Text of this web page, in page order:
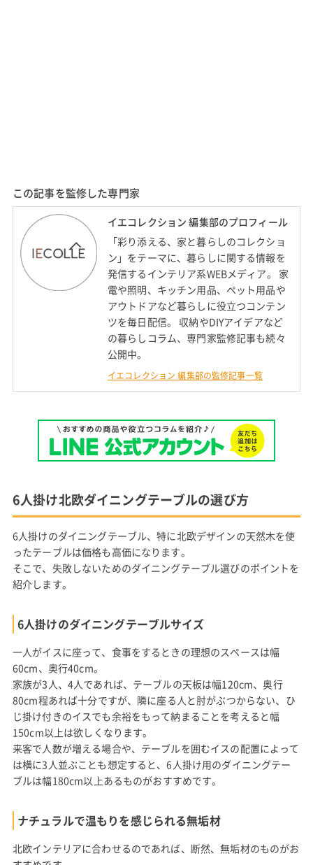
この記事を監修した専門家
イエコレクション 編集部のプロフィール
「彩り添える、家と暮らしのコレクショ
ン」をテーマに、暮らしに関する情報を
発信するインテリア系WEBメディア。 家
電や照明、キッチン用品、ペット用品や
アウトドアなど暮らしに役立つコンテン
ツを毎日配信。 収納やDIYアイデアなど
の暮らしコラム、専門家監修記事も続々
公開中。
イエコレクション 編集部の監修記事一覧
6人掛け北欧ダイニングテーブルの選び方
6人掛けのダイニングテーブル、特に北欧デザインの天然木を使
ったテーブルは価格も高価になります。
そこで、失敗しないためのダイニングテーブル選びのポイントを
紹介します。
6人掛けのダイニングテーブルサイズ
一人がイスに座って、食事をするときの理想のスペースは幅
60cm、奥行40cm。
家族が3人、4人であれば、テーブルの天板は幅120cm、奥行
80cm程あれば十分ですが、隣に座る人と肘がぶつからない、ひ
じ掛け付きのイスでも余裕をもって納まることを考えると幅
150cm以上は欲しくなります。
来客で人数が増える場合や、テーブルを囲むイスの配置によって
は横に3人並ぶことも想定すると、6人掛け用のダイニングテー
ブルは幅180cm以上あるものがおすすめです。
ナチュラルで温もりを感じられる無垢材
北欧インテリアに合わせるのであれば、断然、無垢材のものがお